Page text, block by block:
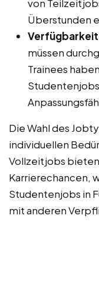
von
Überstunden
müssen
Trainees
Die Wahl des
individuellen
Vollzeitjobs
Karrierechancen,
Studentenjobs in
mit anderen